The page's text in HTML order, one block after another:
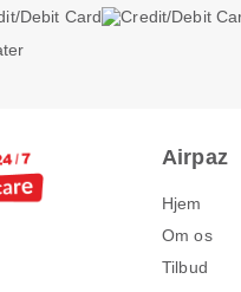
Airpaz
Hjem
Om os
Tilbud